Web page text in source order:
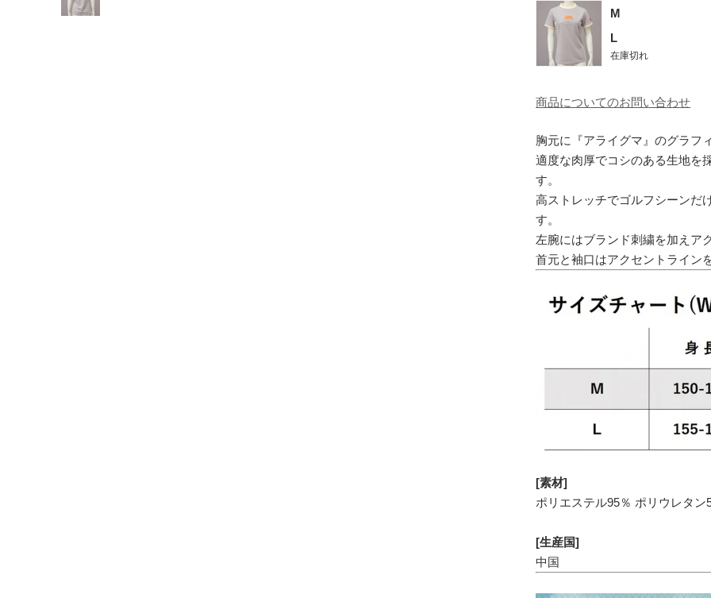
M
L
在庫切れ
商品についてのお問い合わせ
胸元に『アライグマ』のグラフ
適度な肉厚でコシのある生地を
す。
高ストレッチでゴルフシーンだ
す。
左腕にはブランド刺繍を加えア
首元と袖口はアクセントライン
[素材]
ポリエステル95％ ポリウレタン
[生産国]
中国